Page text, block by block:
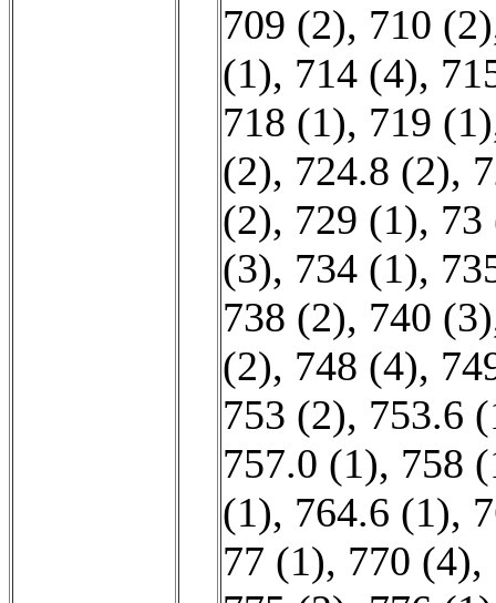
709 (2), 710 (2)
(1), 714 (4),
718 (1), 719 (1)
(2), 724.8 (2),
(2), 729 (1), 73
(3), 734 (1),
738 (2), 740 (3)
(2), 748 (4),
753 (2), 753.6
757.0 (1), 758
(1), 764.6 (1),
77 (1), 770 (4),